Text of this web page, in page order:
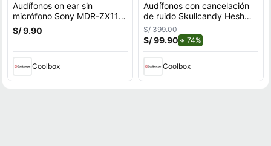
Audífonos on ear sin
micrófono Sony MDR-ZX110
diseño plegable giratorio,
conector 3.5 mm, negro
S/ 9.90
Coolbox
Audífonos con cancelación
de ruido Skullcandy Hesh
Evo micrófono incorporado,
máx. 22 horas, control de
música y llamadas, negro
S/ 399.00
S/ 99.90 74%de descuento.
Coolbox